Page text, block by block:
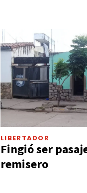
LIBERTADOR
Fingió ser
remisero